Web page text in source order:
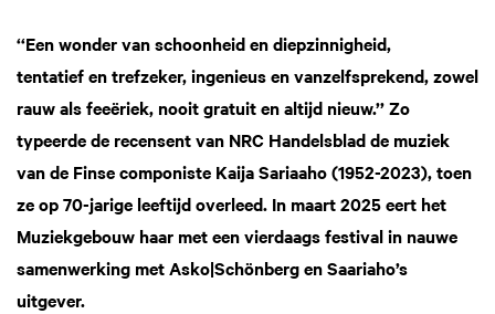
‘‘Een wonder van schoonheid en diepzinnigheid,
tentatief en trefzeker, ingenieus en vanzelfsprekend, zowel
rauw als feeëriek, nooit gratuit en altijd nieuw.’’ Zo
typeerde de recensent van NRC Handelsblad de muziek
van de Finse componiste Kaija Sariaaho (1952-2023), toen
ze op 70-jarige leeftijd overleed. In maart 2025 eert het
Muziekgebouw haar met een vierdaags festival in nauwe
samenwerking met Asko|Schönberg en Saariaho’s
uitgever.